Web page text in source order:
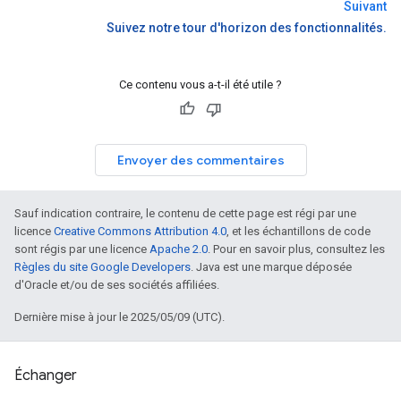
Suivant
Suivez notre tour d'horizon des fonctionnalités.
Ce contenu vous a-t-il été utile ?
Envoyer des commentaires
Sauf indication contraire, le contenu de cette page est régi par une
licence Creative Commons Attribution 4.0, et les échantillons de code
sont régis par une licence Apache 2.0. Pour en savoir plus, consultez les
Règles du site Google Developers. Java est une marque déposée
d'Oracle et/ou de ses sociétés affiliées.
Dernière mise à jour le 2025/05/09 (UTC).
Échanger